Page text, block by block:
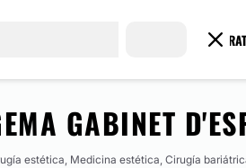
GABINET
estética, Medicina estética, Cirugía